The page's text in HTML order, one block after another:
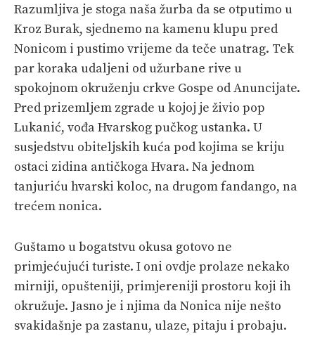
Razumljiva je stoga naša žurba da se otputimo u
Kroz Burak, sjednemo na kamenu klupu pred
Nonicom i pustimo vrijeme da teče unatrag. Tek
par koraka udaljeni od užurbane rive u
spokojnom okruženju crkve Gospe od Anuncijate.
Pred prizemljem zgrade u kojoj je živio pop
Lukanić, vođa Hvarskog pučkog ustanka. U
susjedstvu obiteljskih kuća pod kojima se kriju
ostaci zidina antičkoga Hvara. Na jednom
tanjuriću hvarski koloc, na drugom fandango, na
trećem nonica.
Guštamo u bogatstvu okusa gotovo ne
primjećujući turiste. I oni ovdje prolaze nekako
mirniji, opušteniji, primjereniji prostoru koji ih
okružuje. Jasno je i njima da Nonica nije nešto
svakidašnje pa zastanu, ulaze, pitaju i probaju.